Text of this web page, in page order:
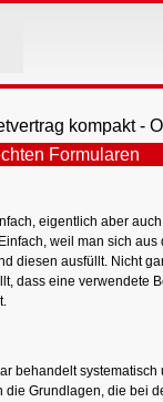
kompakt -
Formularen
eigentlich aber
weil man sich aus
diesen ausfüllt. Nicht
dass eine verwendete
behandelt systematisch
die Grundlagen, die bei